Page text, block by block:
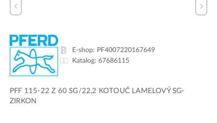
E-shop: PF4007220167649
Katalog: 67686115
PFF 115-22 Z 60 SG/22,2 KOTOUČ LAMELOVÝ SG-
ZIRKON